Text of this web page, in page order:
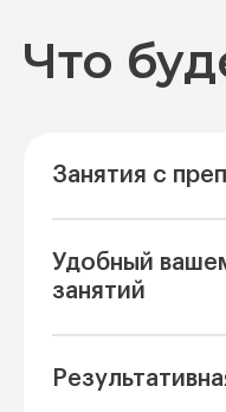
Что
Занятия с
Удобный
занятий